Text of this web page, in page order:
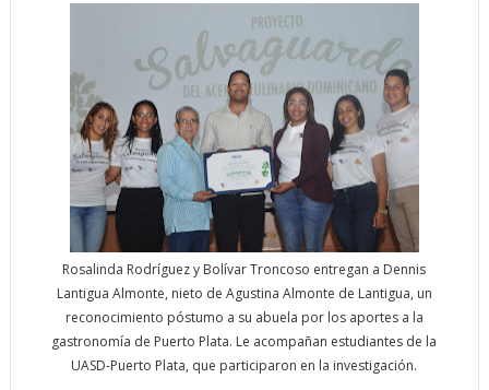
Rosalinda Rodríguez y Bolívar Troncoso entregan a Dennis
Lantigua Almonte, nieto de Agustina Almonte de Lantigua, un
reconocimiento póstumo a su abuela por los aportes a la
gastronomía de Puerto Plata. Le acompañan estudiantes de la
UASD-Puerto Plata, que participaron en la investigación.